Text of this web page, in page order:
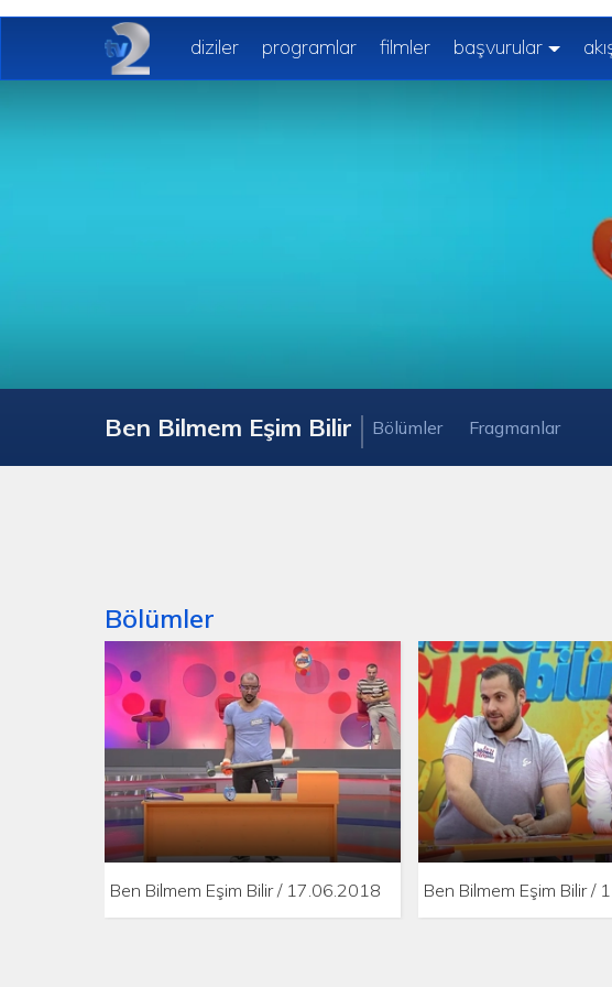
diziler programlar filmler başvurular
Ben Bilmem Eşim Bilir Bölümler Fragmanlar
Bölümler
Ben Bilmem Eşim Bilir / 17.06.2018 Ben Bilmem Eşim Bilir /